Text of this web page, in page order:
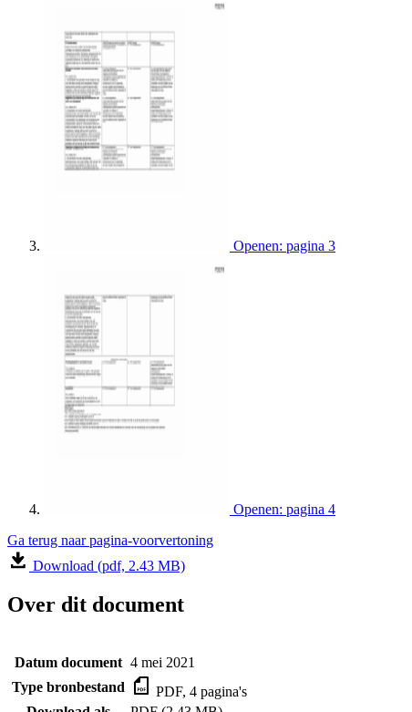
Openen: pagina 3
Openen: pagina 4
Ga terug naar pagina-voorvertoning
Download (pdf, 2.43 MB)
Over dit document
Datum document 4 mei 2021
Type bronbestand
PDF, 4 pagina's